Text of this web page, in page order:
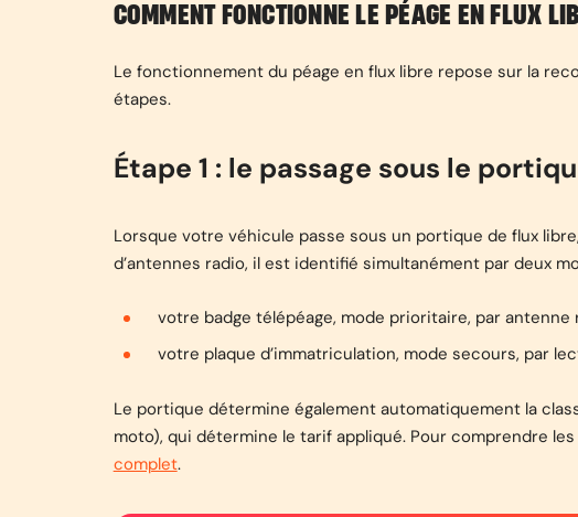
COMMENT FONCTIONNE LE PÉAGE EN FLUX
Le fonctionnement du péage en flux libre repose sur la
étapes.
Étape 1 : le passage sous le
Lorsque votre véhicule passe sous un portique de flux
d’antennes radio, il est identifié simultanément par deux
votre badge télépéage, mode prioritaire, par antenne
votre plaque d’immatriculation, mode secours, par
Le portique détermine également automatiquement la
moto), qui détermine le tarif appliqué. Pour comprendre
complet.